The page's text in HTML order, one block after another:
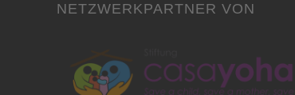
NETZWERKPARTNER VON